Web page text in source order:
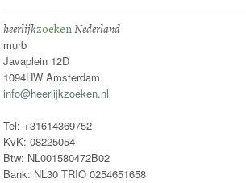
heerlijkzoekenNederland
murb
Javaplein 12D
1094HW Amsterdam
info@heerlijkzoeken.nl
Tel: +31614369752
KvK: 08225054
Btw: NL001580472B02
Bank: NL30 TRIO 0254651658